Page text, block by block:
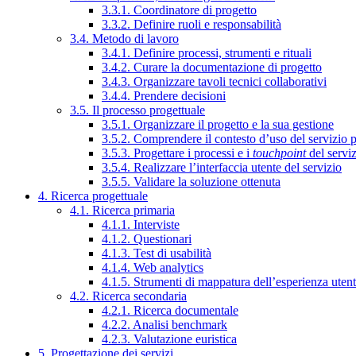
3.3.1. Coordinatore di progetto
3.3.2. Definire ruoli e responsabilità
3.4. Metodo di lavoro
3.4.1. Definire processi, strumenti e rituali
3.4.2. Curare la documentazione di progetto
3.4.3. Organizzare tavoli tecnici collaborativi
3.4.4. Prendere decisioni
3.5. Il processo progettuale
3.5.1. Organizzare il progetto e la sua gestione
3.5.2. Comprendere il contesto d’uso del servizio
3.5.3. Progettare i processi e i touchpointdel
3.5.4. Realizzare l’interfaccia utente del servizio
3.5.5. Validare la soluzione ottenuta
4. Ricerca progettuale
4.1. Ricerca primaria
4.1.1. Interviste
4.1.2. Questionari
4.1.3. Test di usabilità
4.1.4. Web analytics
4.1.5. Strumenti di mappatura dell’esperienza
4.2. Ricerca secondaria
4.2.1. Ricerca documentale
4.2.2. Analisi benchmark
4.2.3. Valutazione euristica
5. Progettazione dei servizi